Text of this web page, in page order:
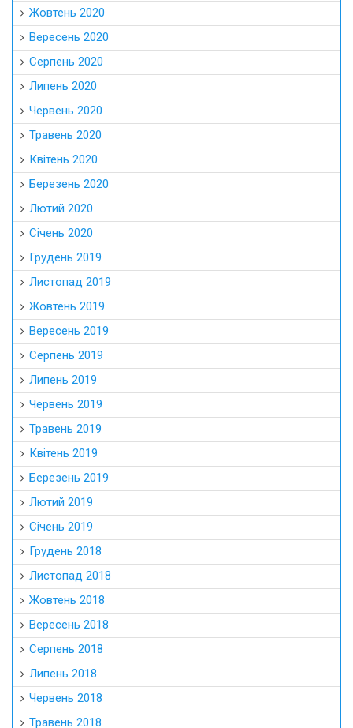
Жовтень 2020
Вересень 2020
Серпень 2020
Липень 2020
Червень 2020
Травень 2020
Квітень 2020
Березень 2020
Лютий 2020
Січень 2020
Грудень 2019
Листопад 2019
Жовтень 2019
Вересень 2019
Серпень 2019
Липень 2019
Червень 2019
Травень 2019
Квітень 2019
Березень 2019
Лютий 2019
Січень 2019
Грудень 2018
Листопад 2018
Жовтень 2018
Вересень 2018
Серпень 2018
Липень 2018
Червень 2018
Травень 2018